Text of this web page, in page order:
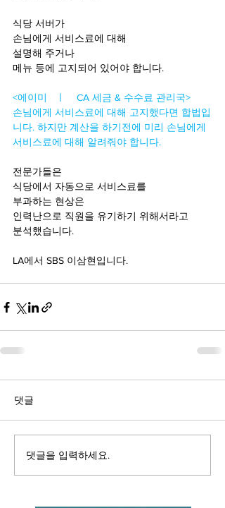
식당 서버가
손님에게 서비스료에 대해
설명해 주거나
메뉴 등에 고지되어 있어야 합니다.
<에이미   ㅣ    CA 세금 & 수수료 관리국>
손님에게 서비스료에 대해 고지했다면 합법입
니다. 하지만 계산을 하기전에 미리 손님에게
서비스료에 대해 알려줘야 합니다.
전문가들은
식당에서 자동으로 서비스료를
부과하는 현상은
인력난으로 직원을 유기하기 위해서라고
분석했습니다.
LA에서 SBS 이삼현입니다.
댓글
댓글을 입력하세요.